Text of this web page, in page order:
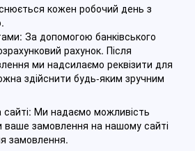
кожен робочий день з
За допомогою банківського
рахунок. Після
ми надсилаємо реквізити для
здійснити будь-яким зручним
Ми надаємо можливість
ваше замовлення на нашому сайті
замовлення.